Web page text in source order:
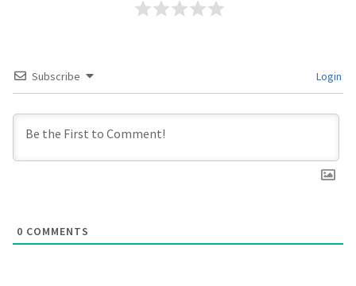
Subscribe Login
0 COMMENTS